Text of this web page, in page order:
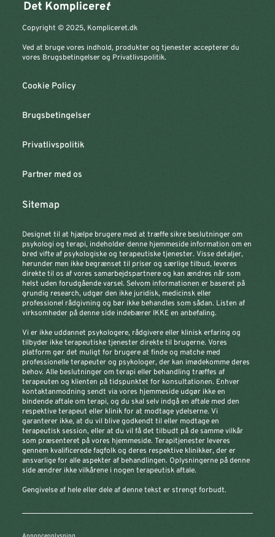
Copyright © 2025, Kompliceret.dk
Ved at bruge vores indhold, produkter og tjenester accepterer du
vores Brugsbetingelser og Privatlivspolitik.
Cookie Policy
Brugsbetingelser
Privatlivspolitik
Partner med os
Sitemap
Designet til at hjælpe brugere med at træffe sikre beslutninger om
psykologi og terapi, indeholder denne hjemmeside information om en
bred vifte af psykologiske og terapeutiske tjenester. Visse detaljer,
herunder men ikke begrænset til priser og særlige tilbud, leveres
direkte til os af vores samarbejdspartnere og kan ændres når som
helst uden forudgående varsel. Selvom informationen er baseret på
grundig research, udgør den ikke juridisk, medicinsk eller
professionel rådgivning og bør ikke behandles som sådan. Listen af
virksomheder på denne side indebærer IKKE en anbefaling.
Vi er ikke uddannet psykologere, rådgivere eller klinisk erfaring og
tilbyder ikke terapeutiske tjenester direkte til brugerne. Vores
platform gør det muligt for brugere at finde og matche med
professionelle terapeuter og psykologer, der kan imødekomme deres
behov. Alle beslutninger om terapi eller behandling træffes af
terapeuten og klienten på tidspunktet for konsultationen. Enhver
kontaktanmodning sendt via vores hjemmeside udgør ikke en
bindende aftale om terapi, og du skal selv indgå en aftale med den
respektive terapeut eller klinik for at modtage ydelserne. Vi
garanterer ikke, at du vil blive godkendt til eller modtage en
terapeutisk session, eller at du vil få det tilbudt på de samme vilkår
som præsenteret på vores hjemmeside. Terapitjenester leveres
gennem kvalificerede fagfolk og deres respektive klinikker, der er
ansvarlige for alle aspekter af behandlingen. Oplysningerne på denne
side ændrer ikke vilkårene i nogen terapeutisk aftale.
Gengivelse af hele eller dele af denne tekst er strengt forbudt.